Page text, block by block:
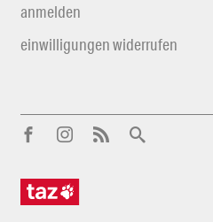
anmelden
einwilligungen widerrufen